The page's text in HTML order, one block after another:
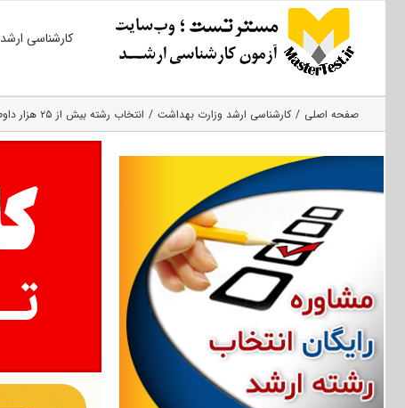
کارشناسی ارشد
صفحه اصلی کارشناسی ارشد وزارت بهداشت انتخاب رشته بیش از ۲۵ هزار داوطلب آزمون ارشد علوم پزشکی ۹۶